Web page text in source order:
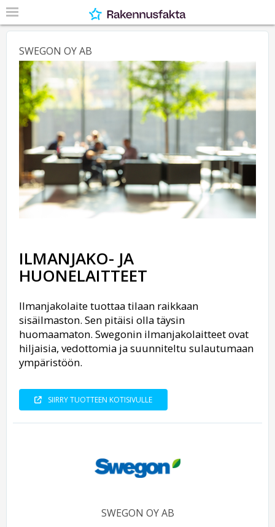
SWEGON OY AB
ILMANJAKO- JA
HUONELAITTEET
Ilmanjakolaite tuottaa tilaan raikkaan
sisäilmaston. Sen pitäisi olla täysin
huomaamaton. Swegonin ilmanjakolaitteet ovat
hiljaisia, vedottomia ja suunniteltu sulautumaan
ympäristöön.
SIIRRY TUOTTEEN KOTISIVULLE
SWEGON OY AB